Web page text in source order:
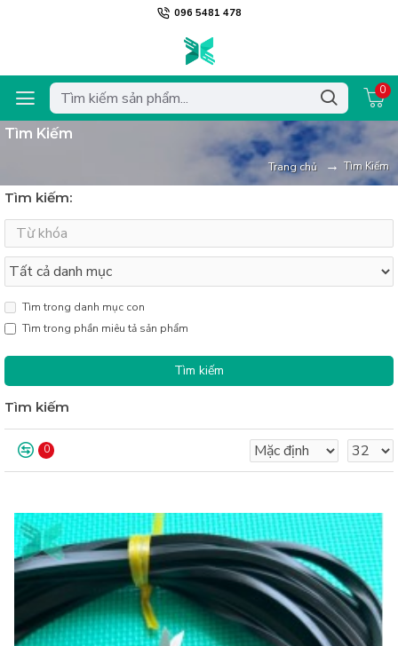
096 5481 478
0
Trang chủ Tìm Kiếm
Tìm Kiếm
Tìm kiếm:
Tìm trong danh mục con
Tìm trong phần miêu tả sản phẩm
Tìm kiếm
Tìm kiếm
0